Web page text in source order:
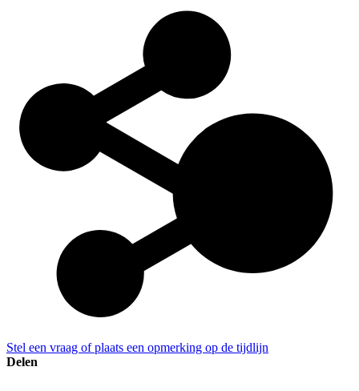
Stel een vraag of plaats een opmerking op de tijdlijn
Delen